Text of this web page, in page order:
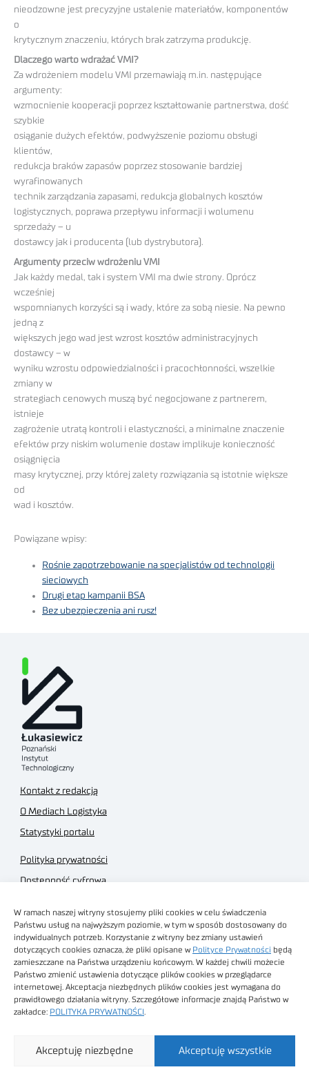
W ramach naszej witryny stosujemy pliki cookies w celu świadczenia
Państwu usług na najwyższym poziomie, w tym w sposób dostosowany do
indywidualnych potrzeb. Korzystanie z witryny bez zmiany ustawień
dotyczących cookies oznacza, że pliki opisane w Polityce Prywatności będą
zamieszczane na Państwa urządzeniu końcowym. W każdej chwili możecie
Państwo zmienić ustawienia dotyczące plików cookies w przeglądarce
internetowej. Akceptacja niezbędnych plików cookies jest wymagana do
prawidłowego działania witryny. Szczegółowe informacje znajdą Państwo w
zakładce: POLITYKA PRYWATNOŚCI
Akceptuję wszystkie
Akceptuję niezbędne
nieodzowne jest precyzyjne ustalenie materiałów, komponentów
o
krytycznym znaczeniu, których brak zatrzyma produkcję.
Dlaczego warto wdrażać VMI?
Za wdrożeniem modelu VMI przemawiają m.in. następujące
argumenty:
wzmocnienie kooperacji poprzez kształtowanie partnerstwa, dość
szybkie
osiąganie dużych efektów, podwyższenie poziomu obsługi
klientów,
redukcja braków zapasów poprzez stosowanie bardziej
wyrafinowanych
technik zarządzania zapasami, redukcja globalnych kosztów
logistycznych, poprawa przepływu informacji i wolumenu
sprzedaży – u
dostawcy jak i producenta (lub dystrybutora).
Argumenty przeciw wdrożeniu VMI
Jak każdy medal, tak i system VMI ma dwie strony. Oprócz
wcześniej
wspomnianych korzyści są i wady, które za sobą niesie. Na pewno
jedną z
większych jego wad jest wzrost kosztów administracyjnych
dostawcy – w
wyniku wzrostu odpowiedzialności i pracochłonności, wszelkie
zmiany w
strategiach cenowych muszą być negocjowane z partnerem,
istnieje
zagrożenie utratą kontroli i elastyczności, a minimalne znaczenie
efektów przy niskim wolumenie dostaw implikuje konieczność
osiągnięcia
masy krytycznej, przy której zalety rozwiązania są istotnie większe
od
wad i kosztów.
Powiązane wpisy:
Rośnie zapotrzebowanie na specjalistów od technologii
sieciowych
Drugi etap kampanii BSA
Bez ubezpieczenia ani rusz!
Kontakt z redakcją
O Mediach Logistyka
Statystyki portalu
Polityka prywatności
Dostępność cyfrowa
Regulamin sklepu
Obrazy stockowe
autorstwa
Technologiczny